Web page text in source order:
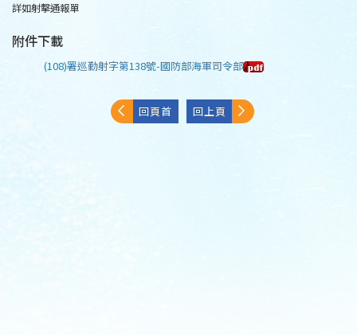
詳如射擊通報單
附件下載
(108)署巡勤射字第138號-國防部海軍司令部
回頁首 回上頁